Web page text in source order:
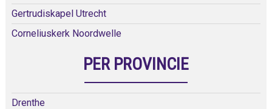
Gertrudiskapel Utrecht
Corneliuskerk Noordwelle
PER PROVINCIE
Drenthe